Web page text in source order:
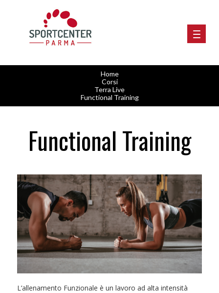
Home
Corsi
Terra Live
Functional Training
Functional Training
L’allenamento Funzionale è un lavoro ad alta intensità